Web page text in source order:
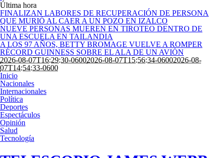
Última hora
FINALIZAN LABORES DE RECUPERACIÓN DE PERSONA
QUE MURIÓ AL CAER A UN POZO EN IZALCO
NUEVE PERSONAS MUEREN EN TIROTEO DENTRO DE
UNA ESCUELA EN TAILANDIA
A LOS 97 AÑOS, BETTY BROMAGE VUELVE A ROMPER
RÉCORD GUINNESS SOBRE EL ALA DE UN AVIÓN
2026-08-07T16:29:30-06002026-08-07T15:56:34-06002026-08-
07T14:54:33-0600
Inicio
Nacionales
Internacionales
Política
Deportes
Espectáculos
Opinión
Salud
Tecnología